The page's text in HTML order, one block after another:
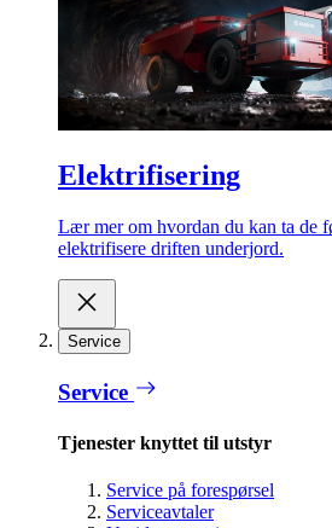
Elektrifisering
Lær mer om hvordan du kan ta de
elektrifisere driften underjord.
Service
Service
Tjenester knyttet til utstyr
Service på forespørsel
Serviceavtaler